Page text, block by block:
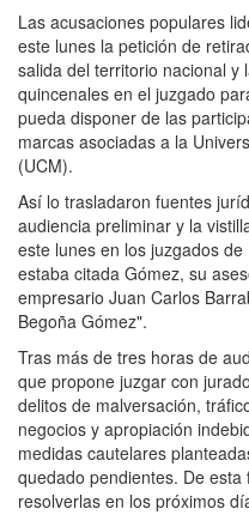
Las acusaciones populares
este lunes la petición de
salida del territorio nacional y
quincenales en el juzgado
pueda disponer de las
marcas asociadas a la
(UCM).
Así lo trasladaron fuentes
audiencia preliminar y la
este lunes en los juzgados
estaba citada Gómez, su
empresario Juan Carlos
Begoña Gómez".
Tras más de tres horas de
que propone juzgar con
delitos de malversación,
negocios y apropiación
medidas cautelares
quedado pendientes. De
resolverlas en los próximos